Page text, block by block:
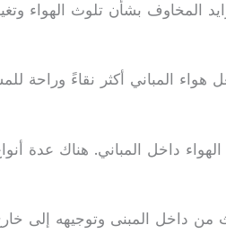
المخاوف بشأن تلوث الهواء
المباني أكثر نقاءً وراحة
داخل المباني. هناك عدة
من داخل المبنى وتوجيهه إلى